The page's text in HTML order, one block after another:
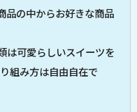
品の中からお好きな商品
は可愛らしいスイーツを
組み方は自由自在で